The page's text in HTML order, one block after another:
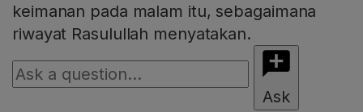
keimanan pada malam itu, sebagaimana
riwayat Rasulullah menyatakan.
Ask